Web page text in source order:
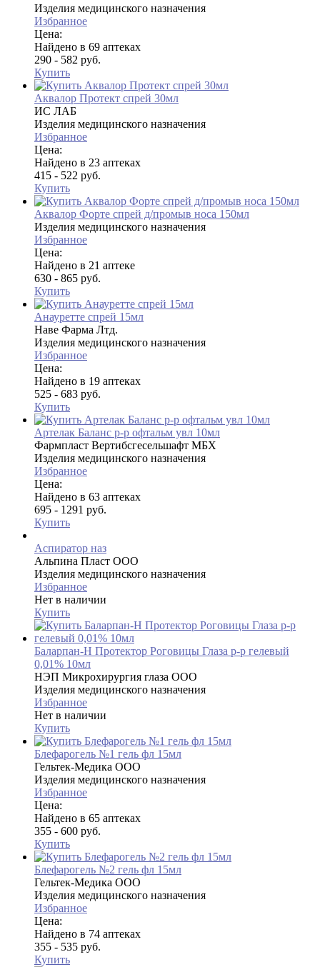
Изделия медицинского назначения
Избранное
Цена:
Найдено в 69 аптеках
290 - 582 руб.
Купить
Аквалор Протект спрей 30мл
ИС ЛАБ
Изделия медицинского назначения
Избранное
Цена:
Найдено в 23 аптеках
415 - 522 руб.
Купить
Аквалор Форте спрей д/промыв носа 150мл
Изделия медицинского назначения
Избранное
Цена:
Найдено в 21 аптеке
630 - 865 руб.
Купить
Анауретте спрей 15мл
Наве Фарма Лтд.
Изделия медицинского назначения
Избранное
Цена:
Найдено в 19 аптеках
525 - 683 руб.
Купить
Артелак Баланс р-р офтальм увл 10мл
Фармпласт Вертибсгесельшафт МБХ
Изделия медицинского назначения
Избранное
Цена:
Найдено в 63 аптеках
695 - 1291 руб.
Купить
Аспиратор наз
Альпина Пласт ООО
Изделия медицинского назначения
Избранное
Нет в наличии
Купить
Баларпан-Н Протектор Роговицы Глаза р-р гелевый
0,01% 10мл
НЭП Микрохирургия глаза ООО
Изделия медицинского назначения
Избранное
Нет в наличии
Купить
Блефарогель №1 гель фл 15мл
Гельтек-Медика ООО
Изделия медицинского назначения
Избранное
Цена:
Найдено в 65 аптеках
355 - 600 руб.
Купить
Блефарогель №2 гель фл 15мл
Гельтек-Медика ООО
Изделия медицинского назначения
Избранное
Цена:
Найдено в 74 аптеках
355 - 535 руб.
Купить